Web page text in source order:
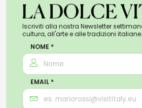
Iscriviti alla nostra Newsletter
cultura, all'arte e alle tradizioni italiane.
NOME *
EMAIL *